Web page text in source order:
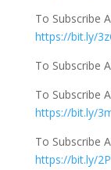
To Subscribe
https://bit.ly/
To Subscribe
To Subscribe
https://bit.ly/
To Subscribe
https://bit.ly/